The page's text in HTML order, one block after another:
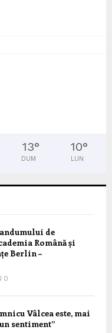
13°
DUM
10°
LUN
de
Română și
Berlin –
0
Vâlcea este, mai
sentiment”